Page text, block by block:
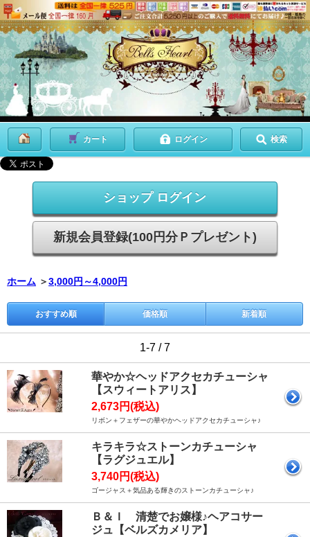
カート ログイン 検索
ショップ ログイン
新規会員登録(100円分Ｐプレゼント)
ホーム ＞3,000円～4,000円
おすすめ順 価格順 新着順
1-7 / 7
華やか☆ヘッドアクセカチューシャ
【スウィートアリス】
2,673円(税込)
リボン＋フェザーの華やかヘッドアクセカチューシャ♪
キラキラ☆ストーンカチューシャ
【ラグジュエル】
3,740円(税込)
ゴージャス＋気品ある輝きのストーンカチューシャ♪
Ｂ＆Ｉ 清楚でお嬢様♪ヘアコサー
ジュ【ベルズカメリア】